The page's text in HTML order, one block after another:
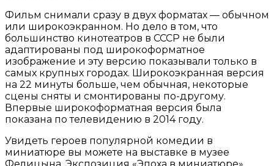
Фильм снимали сразу в двух форматах — обычном
или широкоэкранном. Но дело в том, что
большинство кинотеатров в СССР не были
адаптированы под широкоформатное
изображение и эту версию показывали только в
самых крупных городах. Широкоэкранная версия
на 22 минуты больше, чем обычная, некоторые
сцены сняты и смонтированы по-другому.
Впервые широкоформатная версия была
показана по телевидению в 2014 году.
Увидеть героев популярной комедии в
миниатюре вы можете на выставке в музее